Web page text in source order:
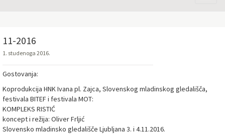
11-2016
1. studenoga 2016.
Gostovanja:
Koprodukcija HNK Ivana pl. Zajca, Slovenskog mladinskog gledališča,
festivala BITEF i festivala MOT:
KOMPLEKS RISTIĆ
koncept i režija: Oliver Frljić
Slovensko mladinsko gledališče Ljubljana 3. i 4.11.2016.